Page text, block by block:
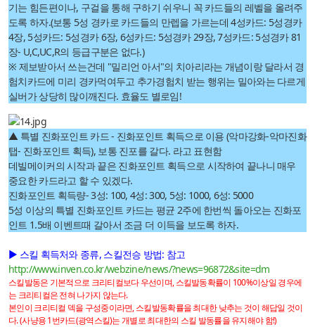
기는 힘든편이나, 구걸을 통해 구하기 쉬우니 꼭 카드들의 레벨을 올려주
도록 하자.(보통 5성 경카로 카드들의 만렙을 가르는데 4성카드: 5성경카
4장, 5성카드: 5성경카 6장, 6성카드: 5성경카 29장, 7성카드: 5성경카 81
장- U,C,UC,R의 등급구분은 없다.)
※ 제보받아서 쓰는건데 "밀리언 아서"의 치아리라는 개념이랑 달라서 경
험치카드에 미리 경카먹여두고 추가경험치 받는 행위는 밀아와는 다르게
실버가 상당히 많이깨진다. 효율도 별로임!
▲ 특별 진화포인트 카드 - 진화포인트 획득으로 이용 (악마강화-악마진화
탭- 진화포인트 획득), 보통 진포를 갈다. 라고 표현함
데빌메이커의 시작과 끝은 진화포인트 획득으로 시작하여 끝나니 매우
중요한 카드라고 할 수 있겠다.
진화포인트 획득량- 3성: 100, 4성: 300, 5성: 1000, 6성: 5000
5성 이상의 특별 진화포인트 카드는 평균 2주에 한번씩 돌아오는 진화포
인트 1.5배 이벤트때 갈아서 조금 더 이득을 보도록 하자.
▶ 스킬 획득처와 종류, 스킬전승 방법: 참고
http://www.inven.co.kr/webzine/news/?news=96872&site=dm
스킬발동은 기본적으로 크리티컬보다 우선이며, 스킬발동확률이 100%이상일 경우에
는 크리티컬은 전혀 나가지 않는다.
본인이 크리티컬 덱을 구성중이라면, 스킬발동확률을 최대한 낮추는 것이 해답일 것이
다. (사냥용 1번카드(광역스킬)는 개별로 최대한의 스킬 발동률을 유지해야 함!)